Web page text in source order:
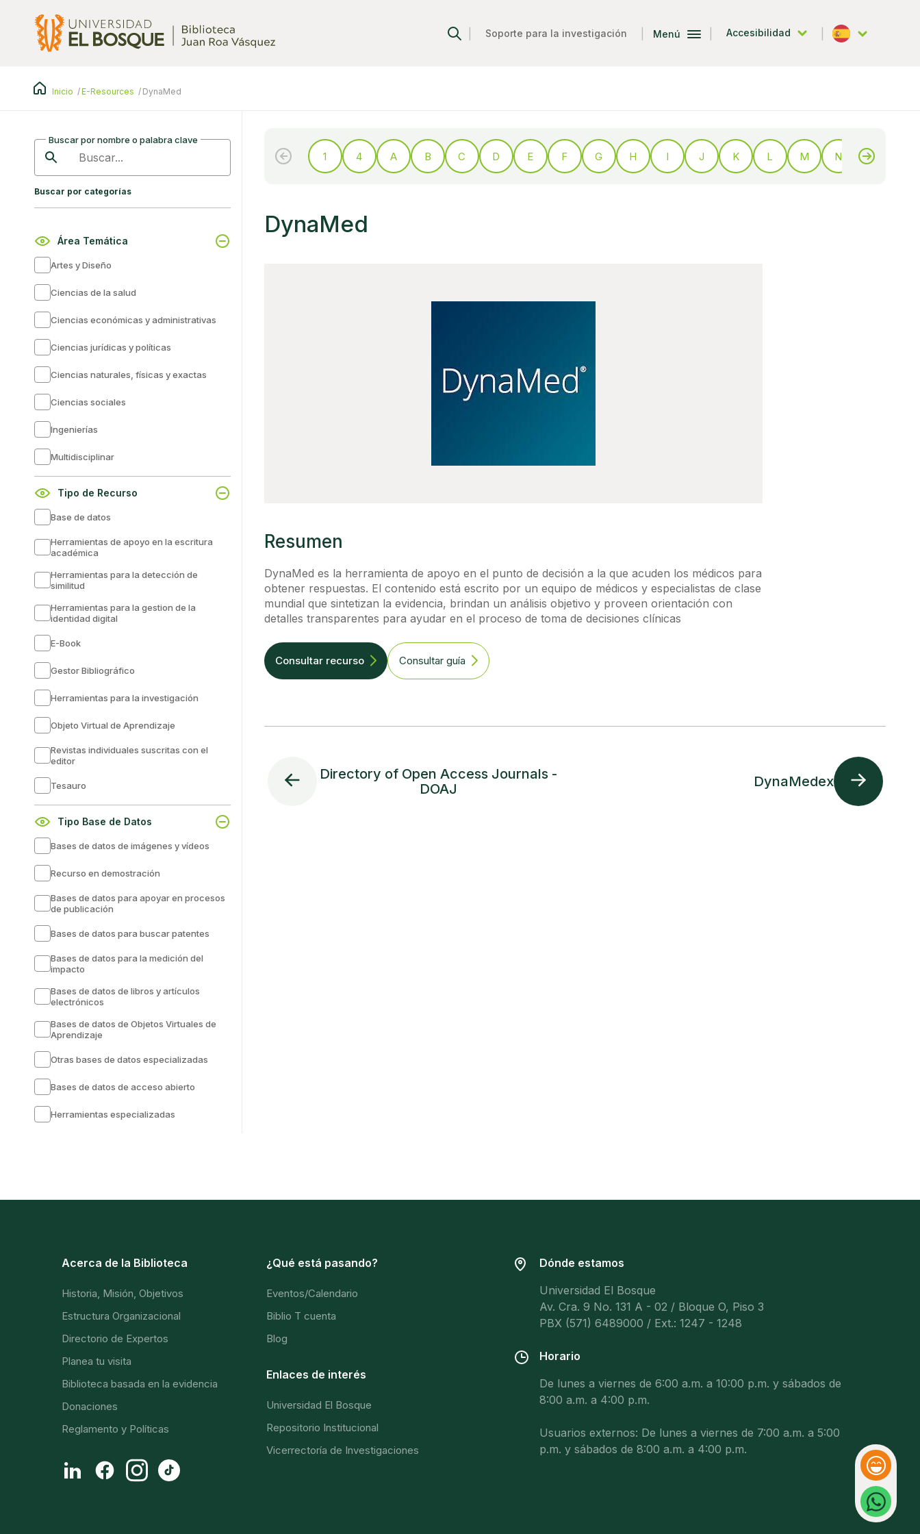
contenido
principal
Soporte para la investigación Menú Accesibilidad
Español
Reacción
Whatsapp
Inicio E-Resources DynaMed
Buscar por nombre o palabra clave
Buscar
Buscar por categorías
Área Temática
Artes y Diseño
Ciencias de la salud
Ciencias económicas y administrativas
Ciencias jurídicas y políticas
Ciencias naturales, físicas y exactas
Ciencias sociales
Ingenierías
Multidisciplinar
Tipo de Recurso
Base de datos
Herramientas de apoyo en la escritura
académica
Herramientas para la detección de
similitud
Herramientas para la gestion de la
identidad digital
E-Book
Gestor Bibliográfico
Herramientas para la investigación
Objeto Virtual de Aprendizaje
Revistas individuales suscritas con el
editor
Tesauro
Tipo Base de Datos
Bases de datos de imágenes y vídeos
Recurso en demostración
Bases de datos para apoyar en procesos
de publicación
Bases de datos para buscar patentes
Bases de datos para la medición del
impacto
Bases de datos de libros y artículos
electrónicos
Bases de datos de Objetos Virtuales de
Aprendizaje
Otras bases de datos especializadas
Bases de datos de acceso abierto
Herramientas especializadas
1 4 A B C D E F G H I J K L M N O
DynaMed
Resumen
DynaMed es la herramienta de apoyo en el punto de decisión a la que acuden los médicos para
obtener respuestas. El contenido está escrito por un equipo de médicos y especialistas de clase
mundial que sintetizan la evidencia, brindan un análisis objetivo y proveen orientación con
detalles transparentes para ayudar en el proceso de toma de decisiones clínicas
Consultar recurso Consultar guía
Directory of Open Access Journals -
DOAJ
DynaMedex
Acerca de la Biblioteca
Historia, Misión, Objetivos
Estructura Organizacional
Directorio de Expertos
Planea tu visita
Biblioteca basada en la evidencia
Donaciones
Reglamento y Políticas
¿Qué está pasando?
Eventos/Calendario
Biblio T cuenta
Blog
Enlaces de interés
Universidad El Bosque
Repositorio Institucional
Vicerrectoría de Investigaciones
Dónde estamos
Universidad El Bosque
Av. Cra. 9 No. 131 A - 02 / Bloque O, Piso 3
PBX (571) 6489000 / Ext.: 1247 - 1248
Horario
De lunes a viernes de 6:00 a.m. a 10:00 p.m. y sábados de
8:00 a.m. a 4:00 p.m.
Usuarios externos: De lunes a viernes de 7:00 a.m. a 5:00
p.m. y sábados de 8:00 a.m. a 4:00 p.m.